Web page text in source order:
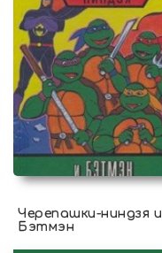
Черепашки-ниндзя и
Бэтмэн